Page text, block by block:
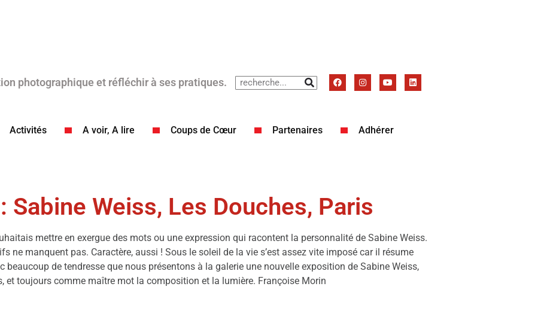
photographique et réfléchir à ses pratiques.
Activités A voir, A lire Coups de Cœur​ Partenaires Adhérer
Weiss, Les Douches, Paris
mettre en exergue des mots ou une expression qui racontent la personnalité de Sabine Weiss.
ne manquent pas. Caractère, aussi ! Sous le soleil de la vie s’est assez vite imposé car il résume
beaucoup de tendresse que nous présentons à la galerie une nouvelle exposition de Sabine Weiss,
et toujours comme maître mot la composition et la lumière. Françoise Morin